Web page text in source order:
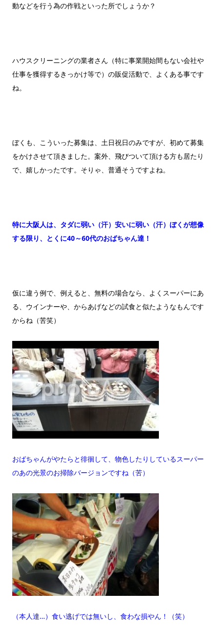
動などを行う為の作戦といった所でしょうか？
ハウスクリーニングの業者さん（特に事業開始間もない会社や
仕事を獲得するきっかけ等で）の販促活動で、よくある事です
ね。
ぼくも、こういった募集は、土日祝日のみですが、初めて募集
をかけさせて頂きました。案外、飛びついて頂ける方も居たり
で、嬉しかったです。そりゃ、普通そうですよね。
特に大阪人は、タダに弱い（汗）安いに弱い（汗）ぼくが想像
する限り、とくに40～60代のおばちゃん達！
仮に違う例で、例えると、無料の場合なら、よくスーパーにあ
る、ウインナーや、からあげなどの試食と似たようなもんです
からね（苦笑）
おばちゃんがやたらと徘徊して、物色したりしているスーパー
のあの光景のお掃除バージョンですね（苦）
（本人達…）食い逃げでは無いし、食わな損やん！（笑）